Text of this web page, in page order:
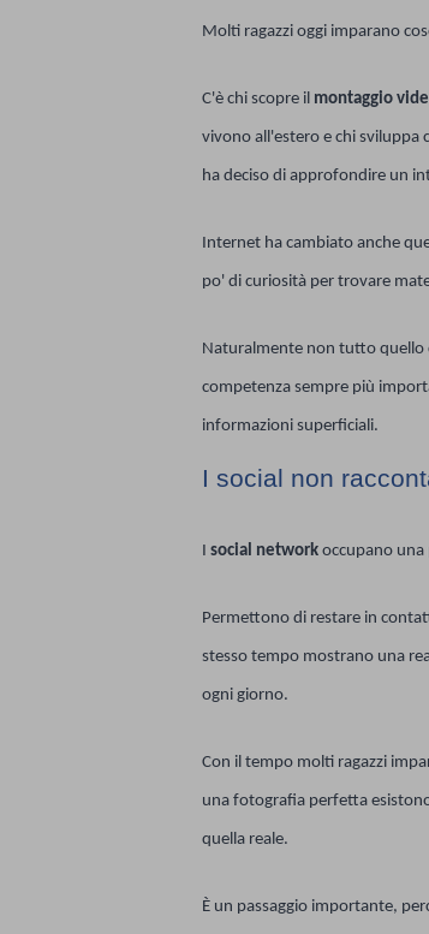
Molti ragazzi oggi imparano
C'è chi scopre il montaggio
vivono all'estero e chi sviluppa
ha deciso di approfondire un
Internet ha cambiato anche
po' di curiosità per trovare
Naturalmente non tutto quello
competenza sempre più
informazioni superficiali.
I social non
social network occupano
Permettono di restare in
stesso tempo mostrano una
ogni giorno.
Con il tempo molti ragazzi
una fotografia perfetta
quella reale.
È un passaggio importante,